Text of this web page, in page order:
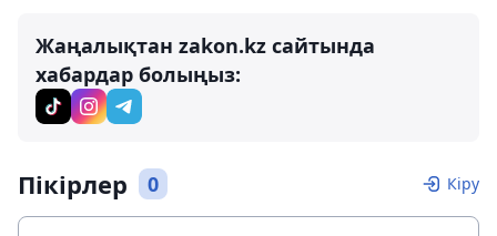
Жаңалықтан zakon.kz сайтында
хабардар болыңыз:
Пікірлер 0 Кіру